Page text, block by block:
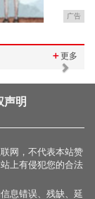
广告
＋更多
Next
声明
网，不代表本站赞
上有侵犯您的合法
息错误、残缺、延